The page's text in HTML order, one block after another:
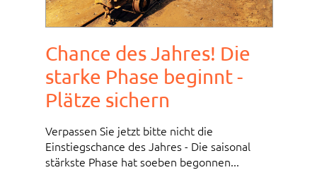
Chance des Jahres! Die
starke Phase beginnt -
Plätze sichern
Verpassen Sie jetzt bitte nicht die
Einstiegschance des Jahres - Die saisonal
stärkste Phase hat soeben begonnen...